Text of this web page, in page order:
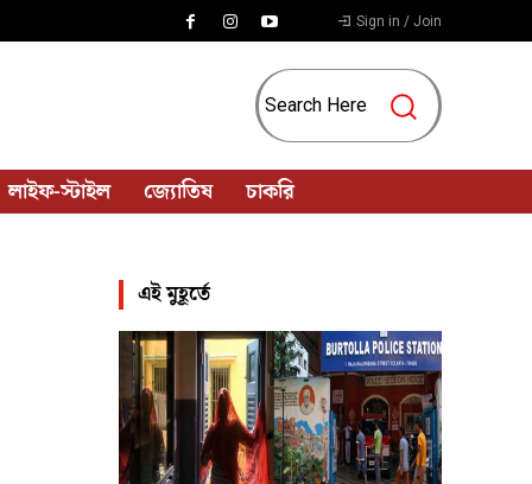
Sign in / Join
Search Here
লাইফ-স্টাইল জ্যোতিষ চাকরি
এই মুহূর্তে